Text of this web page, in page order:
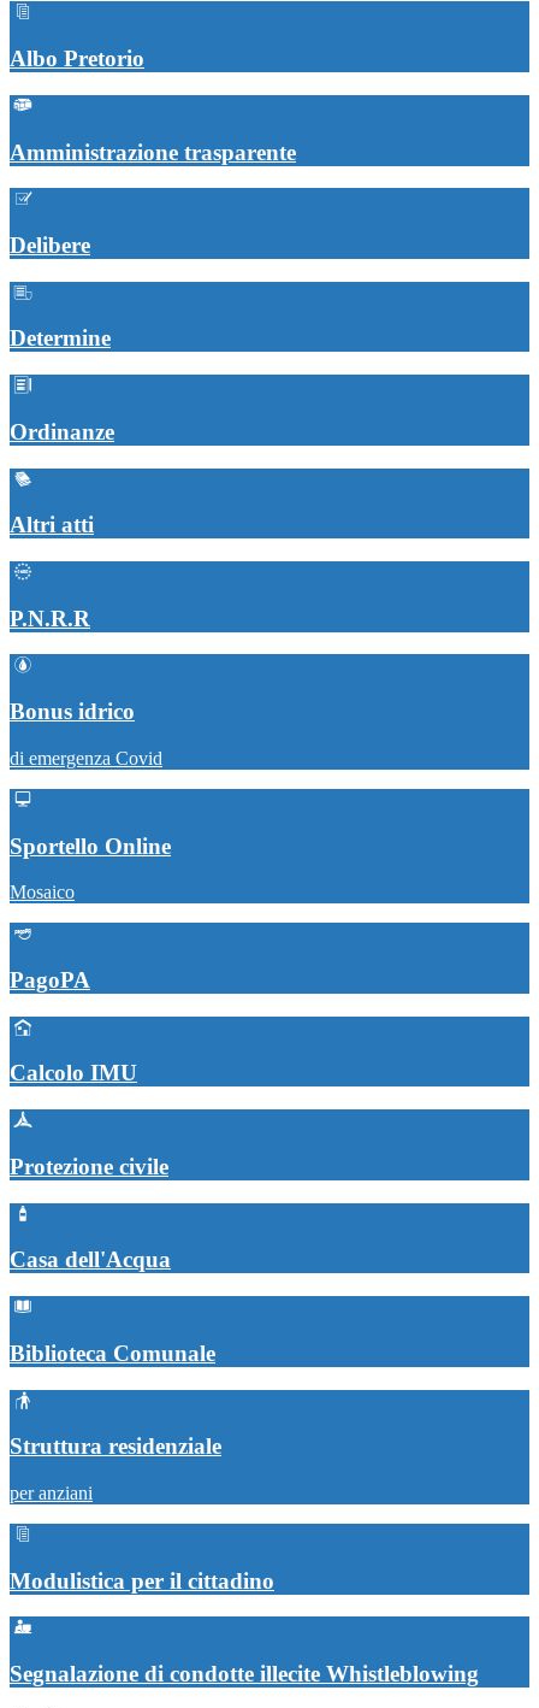
Albo Pretorio
Amministrazione trasparente
Delibere
Determine
Ordinanze
Altri atti
P.N.R.R
Bonus idrico
di emergenza Covid
Sportello Online
Mosaico
PagoPA
Calcolo IMU
Protezione civile
Casa dell'Acqua
Biblioteca Comunale
Struttura residenziale
per anziani
Modulistica per il cittadino
Segnalazione di condotte illecite Whistleblowing